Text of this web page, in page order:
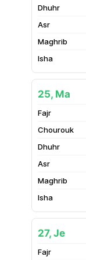
25, Ma
27, Je